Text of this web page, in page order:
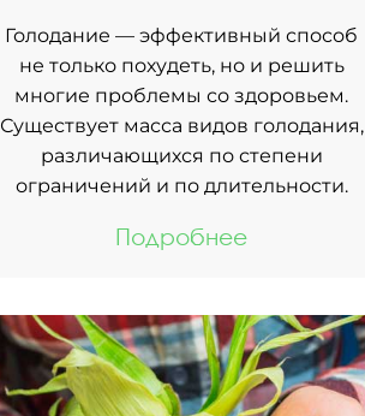
Голодание — эффективный способ
не только похудеть, но и решить
многие проблемы со здоровьем.
Существует масса видов голодания,
различающихся по степени
ограничений и по длительности.
Подробнее